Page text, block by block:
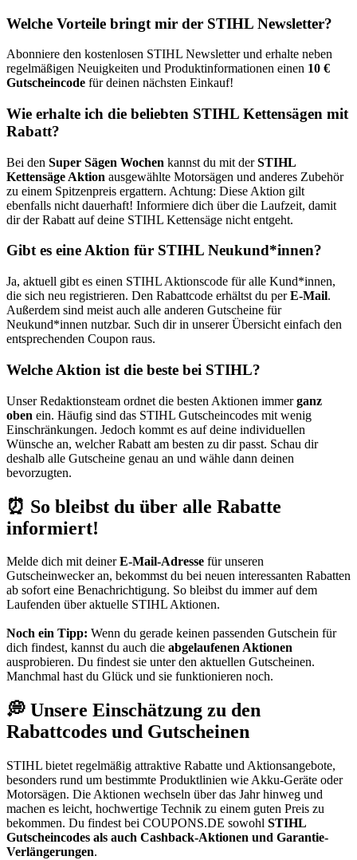
Welche Vorteile bringt mir der STIHL Newsletter?
Abonniere den kostenlosen STIHL Newsletter und erhalte neben
regelmäßigen Neuigkeiten und Produktinformationen einen 10 €
Gutscheincode für deinen nächsten Einkauf!
Wie erhalte ich die beliebten STIHL Kettensägen mit
Rabatt?
Bei den Super Sägen Wochen kannst du mit derSTIHL
Kettensäge Aktion ausgewählte Motorsägen und anderes Zubehör
zu einem Spitzenpreis ergattern. Achtung: Diese Aktion gilt
ebenfalls nicht dauerhaft! Informiere dich über die Laufzeit, damit
dir der Rabatt auf deine STIHL Kettensäge nicht entgeht.
Gibt es eine Aktion für STIHL Neukund*innen?
Ja, aktuell gibt es einen STIHL Aktionscode für alle Kund*innen,
die sich neu registrieren. Den Rabattcode erhältst du perE-Mail.
Außerdem sind meist auch alle anderen Gutscheine für
Neukund*innen nutzbar. Such dir in unserer Übersicht einfach den
entsprechenden Coupon raus.
Welche Aktion ist die beste bei STIHL?
Unser Redaktionsteam ordnet die besten Aktionen immerganz
oben ein. Häufig sind das STIHL Gutscheincodes mit wenig
Einschränkungen. Jedoch kommt es auf deine individuellen
Wünsche an, welcher Rabatt am besten zu dir passt. Schau dir
deshalb alle Gutscheine genau an und wähle dann deinen
bevorzugten.
⏰ So bleibst du über alle Rabatte
informiert!
Melde dich mit deinerE-Mail-Adresse für unseren
Gutscheinweckeran, bekommst du bei neuen interessanten Rabatten
ab sofort eine Benachrichtigung. So bleibst du immer auf dem
Laufenden über aktuelle STIHL Aktionen.
Noch ein Tipp: Wenn du gerade keinen passenden Gutschein für
dich findest, kannst du auch die abgelaufenen Aktionen
ausprobieren. Du findest sie unter den aktuellen Gutscheinen.
Manchmal hast du Glück und sie funktionieren noch.
💭 Unsere Einschätzung zu den
Rabattcodes und Gutscheinen
STIHL bietet regelmäßig attraktive Rabatte und Aktionsangebote,
besonders rund um bestimmte Produktlinien wie Akku-Geräte oder
Motorsägen. Die Aktionen wechseln über das Jahr hinweg und
machen es leicht, hochwertige Technik zu einem guten Preis zu
bekommen. Du findest bei COUPONS.DE sowohl STIHL
Gutscheincodes als auch Cashback-Aktionen und Garantie-
Verlängerungen.